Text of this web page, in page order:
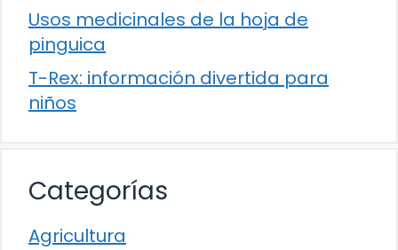
Usos medicinales de la hoja de
pinguica
T-Rex: información divertida para
niños
Categorías
Agricultura